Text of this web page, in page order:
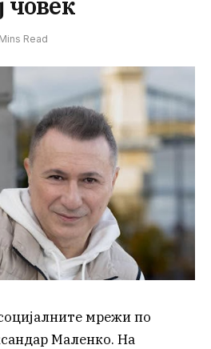
Read
мрежи по
Маленко. На